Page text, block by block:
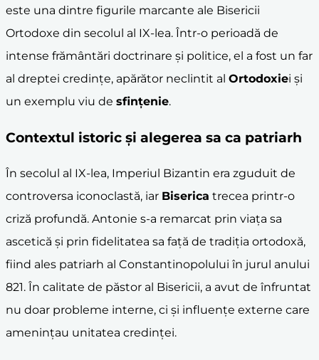
este una dintre figurile marcante ale Bisericii
Ortodoxe din secolul al IX-lea. Într-o perioadă de
intense frământări doctrinare și politice, el a fost un far
al dreptei credințe, apărător neclintit al Ortodoxiei și
un exemplu viu de sfințenie.
Contextul istoric și alegerea sa ca patriarh
În secolul al IX-lea, Imperiul Bizantin era zguduit de
controversa iconoclastă, iar Biserica trecea printr-o
criză profundă. Antonie s-a remarcat prin viața sa
ascetică și prin fidelitatea sa față de tradiția ortodoxă,
fiind ales patriarh al Constantinopolului în jurul anului
821. În calitate de păstor al Bisericii, a avut de înfruntat
nu doar probleme interne, ci și influențe externe care
amenințau unitatea credinței.